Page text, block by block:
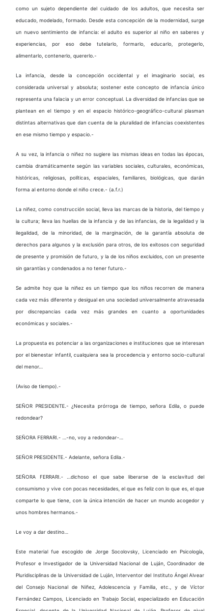
como un sujeto dependiente del cuidado de los adultos, que necesita ser
educado, modelado, formado. Desde esta concepción de la modernidad, surge
un nuevo sentimiento de infancia: el adulto es superior al niño en saberes y
experiencias, por eso debe tutelarlo, formarlo, educarlo, protegerlo,
alimentarlo, contenerlo, quererlo.-
La infancia, desde la concepción occidental y el imaginario social, es
considerada universal y absoluta; sostener este concepto de infancia único
representa una falacia y un error conceptual. La diversidad de infancias que se
plantean en el tiempo y en el espacio histórico-geográfico-cultural plasman
distintas alternativas que dan cuenta de la pluralidad de infancias coexistentes
en ese mismo tiempo y espacio.-
A su vez, la infancia o niñez no sugiere las mismas ideas en todas las épocas,
cambia dramáticamente según las variables sociales, culturales, económicas,
históricas, religiosas, políticas, espaciales, familiares, biológicas, que darán
forma al entorno donde el niño crece.- (a.f.r.)
La niñez, como construcción social, lleva las marcas de la historia, del tiempo y
la cultura; lleva las huellas de la infancia y de las infancias, de la legalidad y la
ilegalidad, de la minoridad, de la marginación, de la garantía absoluta de
derechos para algunos y la exclusión para otros, de los exitosos con seguridad
de presente y promisión de futuro, y la de los niños excluidos, con un presente
sin garantías y condenados a no tener futuro.-
Se admite hoy que la niñez es un tiempo que los niños recorren de manera
cada vez más diferente y desigual en una sociedad universalmente atravesada
por discrepancias cada vez más grandes en cuanto a oportunidades
económicas y sociales.-
La propuesta es potenciar a las organizaciones e instituciones que se interesan
por el bienestar infantil, cualquiera sea la procedencia y entorno socio-cultural
del menor…
(Aviso de tiempo).-
SEÑOR PRESIDENTE.- ¿Necesita prórroga de tiempo, señora Edila, o puede
redondear?
SEÑORA FERRARI.- …-no, voy a redondear-…
SEÑOR PRESIDENTE.- Adelante, señora Edila.-
SEÑORA FERRARI.- …dichoso el que sabe liberarse de la esclavitud del
consumismo y vive con pocas necesidades, el que es feliz con lo que es, el que
comparte lo que tiene, con la única intención de hacer un mundo acogedor y
unos hombres hermanos.-
Le voy a dar destino…
Este material fue escogido de Jorge Socolovsky, Licenciado en Psicología,
Profesor e Investigador de la Universidad Nacional de Luján, Coordinador de
Pluridisciplinas de la Universidad de Luján, Interventor del Instituto Ángel Alvear
del Consejo Nacional de Niñez, Adolescencia y Familia, etc., y de Víctor
Fernández Campos, Licenciado en Trabajo Social, especializado en Educación